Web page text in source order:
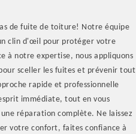
de fuite de toiture! Notre équipe
clin d'œil pour protéger votre
à notre expertise, nous appliquons
sceller les fuites et prévenir tout
rapide et professionnelle
immédiate, tout en vous
réparation complète. Ne laissez
votre confort, faites confiance à